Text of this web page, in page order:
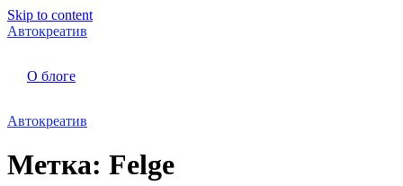
Skip to content
Автокреатив
О блоге
Автокреатив
Метка: Felge